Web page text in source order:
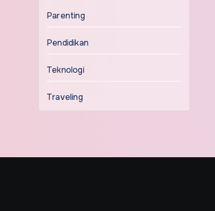
Parenting
Pendidikan
Teknologi
Traveling